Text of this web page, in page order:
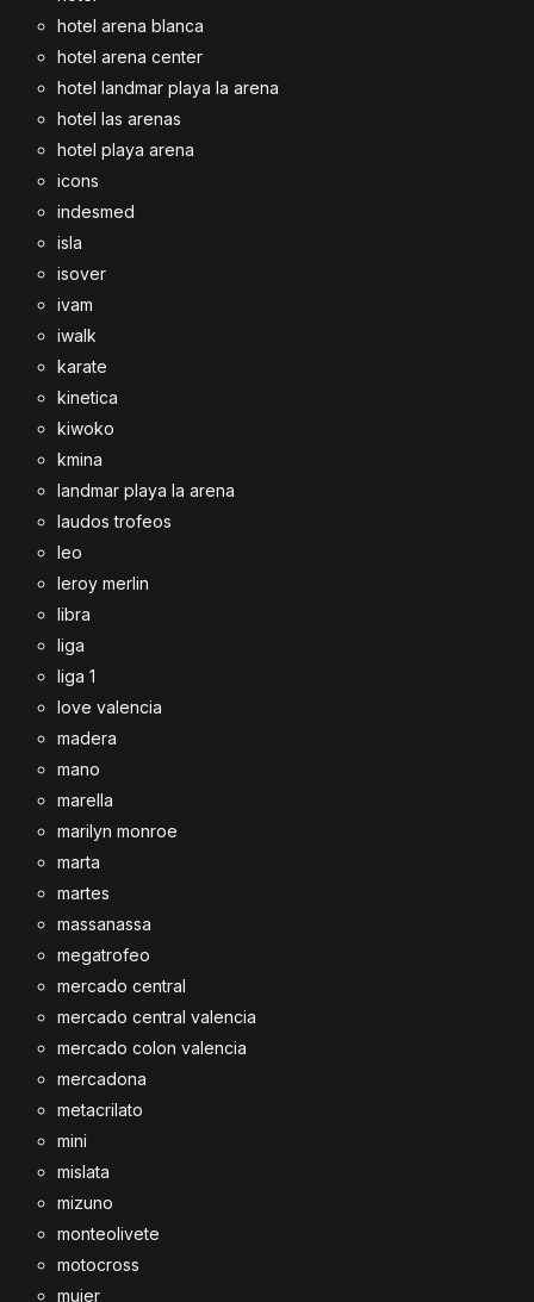
hotel arena blanca
hotel arena center
hotel landmar playa la arena
hotel las arenas
hotel playa arena
icons
indesmed
isla
isover
ivam
iwalk
karate
kinetica
kiwoko
kmina
landmar playa la arena
laudos trofeos
leo
leroy merlin
libra
liga
liga 1
love valencia
madera
mano
marella
marilyn monroe
marta
martes
massanassa
megatrofeo
mercado central
mercado central valencia
mercado colon valencia
mercadona
metacrilato
mini
mislata
mizuno
monteolivete
motocross
mujer